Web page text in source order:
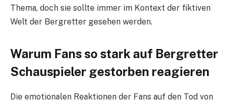
Thema, doch sie sollte immer im Kontext der fiktiven
Welt der Bergretter gesehen werden.
Warum Fans so stark auf Bergretter
Schauspieler gestorben reagieren
Die emotionalen Reaktionen der Fans auf den Tod von